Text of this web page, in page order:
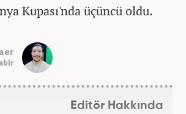
Kupası'nda üçüncü oldu.
Editör Hakkında